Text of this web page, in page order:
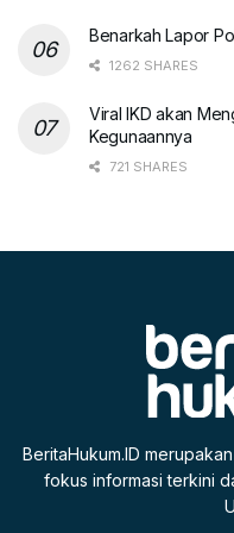
Benarkah Lapor
1262 SHARES
Viral IKD akan
Kegunaannya
721 SHARES
BeritaHukum.ID
fokus informasi terkini